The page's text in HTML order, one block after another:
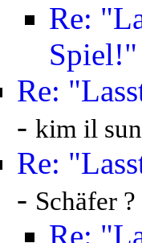
Re:
Spiel!"
Re:
- kim il
Re:
- Schäfer ?
Re: